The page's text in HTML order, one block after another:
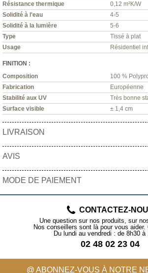
Résistance thermique
0,12 m²K/W
Solidité à l'eau
4-5
Solidité à la lumière
5-6
Type
Tissé à plat
Usage
Résidentiel
FINITION :
Composition
100 %
Fabrication
Européenne
Stabilité aux UV
Très bonne
Surface visible
± 1,4 cm
LIVRAISON
AVIS
MODE DE PAIEMENT
CONTACTEZ-
Une question sur nos produits, sur
Nos conseillers sont là pour vous aider.
Du lundi au vendredi : de 8h30 à
02 48 02 23 04
@ ABONNEZ-VOUS À NOTRE